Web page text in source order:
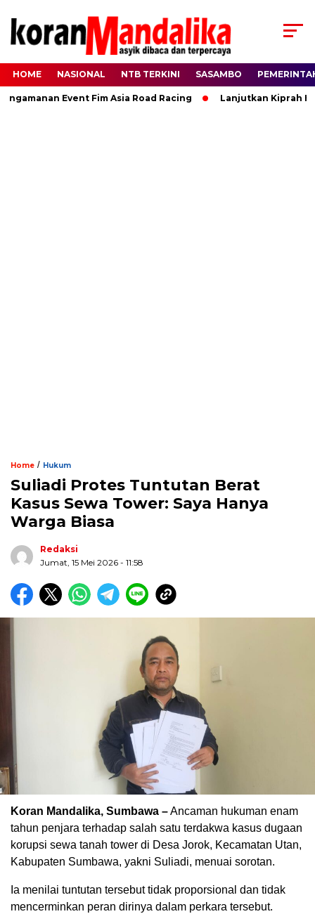
HOME NASIONAL NTB TERKINI SASAMBO
Event Fim Asia Road Racing Lanjutkan Kiprah HBK,
Home / Hukum
Suliadi Protes Tuntutan Berat
Kasus Sewa Tower: Saya Hanya
Warga Biasa
Redaksi
Jumat, 15 Mei 2026 - 11:58
Koran Mandalika, Sumbawa –Ancaman hukuman enam
tahun penjara terhadap salah satu terdakwa kasus dugaan
korupsi sewa tanah tower di Desa Jorok, Kecamatan Utan,
Kabupaten Sumbawa, yakni Suliadi, menuai sorotan.
Ia menilai tuntutan tersebut tidak proporsional dan tidak
mencerminkan peran dirinya dalam perkara tersebut.